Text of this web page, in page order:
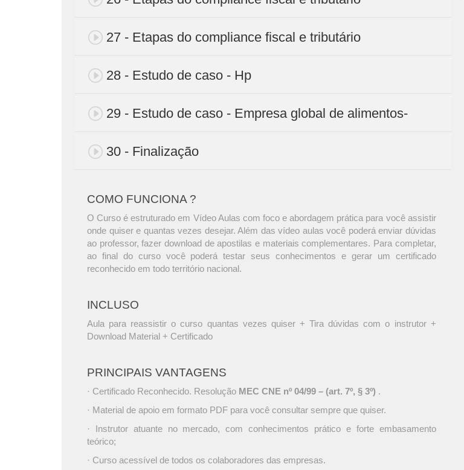
27 - Etapas do compliance fiscal e tributário
28 - Estudo de caso - Hp
29 - Estudo de caso - Empresa global de alimentos-
30 - Finalização
COMO FUNCIONA ?
O Curso é estruturado em Vídeo Aulas com foco e abordagem prática para você assistir
onde quiser e quantas vezes desejar. Além das vídeo aulas você poderá enviar dúvidas
ao professor, fazer download de apostilas e materiais complementares. Para completar,
ao final do curso você poderá testar seus conhecimentos e gerar um certificado
reconhecido em todo território nacional.
INCLUSO
Aula para reassistir o curso quantas vezes quiser + Tira dúvidas com o instrutor +
Download Material + Certificado
PRINCIPAIS VANTAGENS
· Certificado Reconhecido. Resolução MEC CNE nº 04/99 – (art. 7º, § 3º) .
· Material de apoio em formato PDF para você consultar sempre que quiser.
· Instrutor atuante no mercado, com conhecimentos prático e forte embasamento
teórico;
· Curso acessível de todos os colaboradores das empresas.